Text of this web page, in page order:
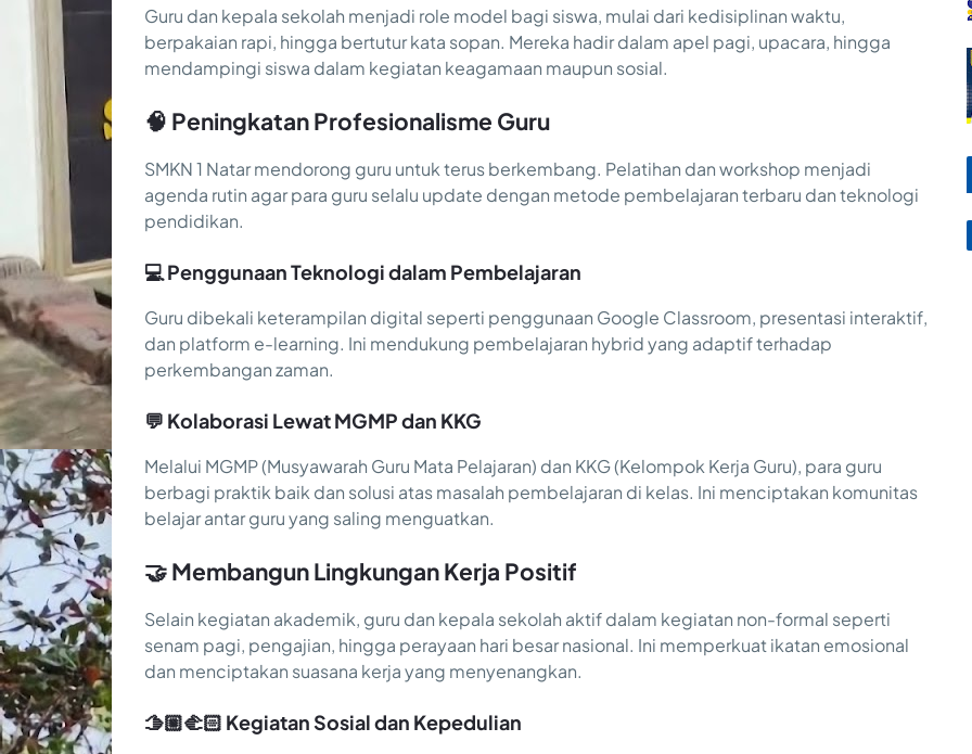
Guru dan kepala sekolah menjadi role model bagi siswa, mulai dari kedisiplinan waktu,
berpakaian rapi, hingga bertutur kata sopan. Mereka hadir dalam apel pagi, upacara, hingga
mendampingi siswa dalam kegiatan keagamaan maupun sosial.
🧠 Peningkatan Profesionalisme Guru
SMKN 1 Natar mendorong guru untuk terus berkembang. Pelatihan dan workshop menjadi
agenda rutin agar para guru selalu update dengan metode pembelajaran terbaru dan teknologi
pendidikan.
💻 Penggunaan Teknologi dalam Pembelajaran
Guru dibekali keterampilan digital seperti penggunaan Google Classroom, presentasi interaktif,
dan platform e-learning. Ini mendukung pembelajaran hybrid yang adaptif terhadap
perkembangan zaman.
💬 Kolaborasi Lewat MGMP dan KKG
Melalui MGMP (Musyawarah Guru Mata Pelajaran) dan KKG (Kelompok Kerja Guru), para guru
berbagi praktik baik dan solusi atas masalah pembelajaran di kelas. Ini menciptakan komunitas
belajar antar guru yang saling menguatkan.
🤝 Membangun Lingkungan Kerja Positif
Selain kegiatan akademik, guru dan kepala sekolah aktif dalam kegiatan non-formal seperti
senam pagi, pengajian, hingga perayaan hari besar nasional. Ini memperkuat ikatan emosional
dan menciptakan suasana kerja yang menyenangkan.
🫱🏼‍🫲🏻 Kegiatan Sosial dan Kepedulian